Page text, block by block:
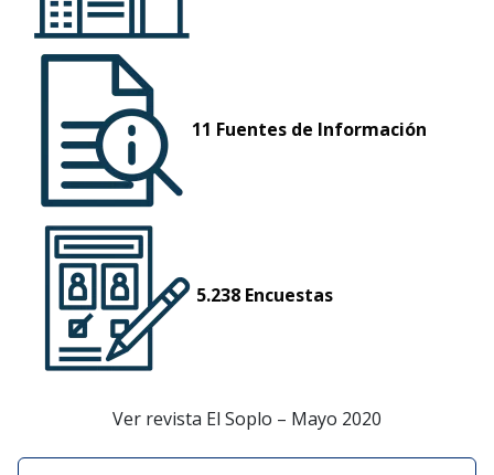
11 Fuentes de Información
5.238 Encuestas
Ver revista El Soplo – Mayo 2020